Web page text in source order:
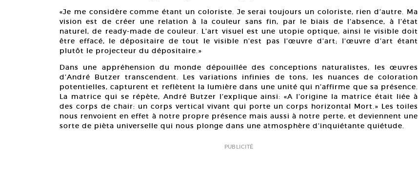
«Je me considère comme étant un coloriste. Je serai toujours un coloriste, rien d’autre. Ma
vision est de créer une relation à la couleur sans fin, par le biais de l’absence, à l’état
naturel, de ready-made de couleur. L’art visuel est une utopie optique, ainsi le visible doit
être effacé, le dépositaire de tout le visible n’est pas l’œuvre d’art; l’œuvre d’art étant
plutôt le projecteur du dépositaire.»
Dans une appréhension du monde dépouillée des conceptions naturalistes, les œuvres
d’André Butzer transcendent. Les variations infinies de tons, les nuances de coloration
potentielles, capturent et reflètent la lumière dans une unité qui n’affirme que sa présence.
La matrice qui se répète, André Butzer l’explique ainsi: «A l’origine la matrice était liée à
des corps de chair: un corps vertical vivant qui porte un corps horizontal Mort.» Les toiles
nous renvoient en effet à notre propre présence mais aussi à notre perte, et deviennent une
sorte de pièta universelle qui nous plonge dans une atmosphère d’inquiétante quiétude.
PUBLICITÉ